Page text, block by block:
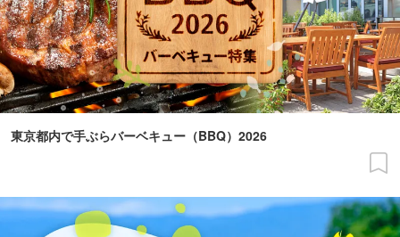
東京都内で手ぶらバーベキュー（BBQ）2026